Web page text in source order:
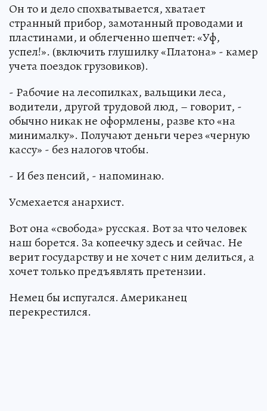
Он то и дело спохватывается, хватает
странный прибор, замотанный проводами и
пластинами, и облегченно шепчет: «Уф,
успел!». (включить глушилку «Платона» - камер
учета поездок грузовиков).
- Рабочие на лесопилках, вальщики леса,
водители, другой трудовой люд, – говорит, -
обычно никак не оформлены, разве кто «на
минималку». Получают деньги через «черную
кассу» - без налогов чтобы.
- И без пенсий, - напоминаю.
Усмехается анархист.
Вот она «свобода» русская. Вот за что человек
наш борется. За копеечку здесь и сейчас. Не
верит государству и не хочет с ним делиться, а
хочет только предъявлять претензии.
Немец бы испугался. Американец
перекрестился.